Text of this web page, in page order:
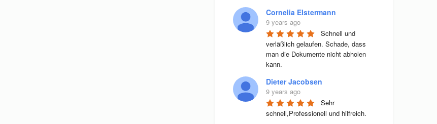
Cornelia Elstermann
9 years ago
Schnell und
verläßlich gelaufen. Schade, dass
man die Dokumente nicht abholen
kann.
Dieter Jacobsen
9 years ago
Sehr
schnell,Professionell und hilfreich.